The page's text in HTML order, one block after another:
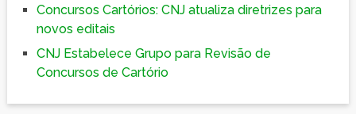
Concursos Cartórios: CNJ atualiza diretrizes para
novos editais
CNJ Estabelece Grupo para Revisão de
Concursos de Cartório